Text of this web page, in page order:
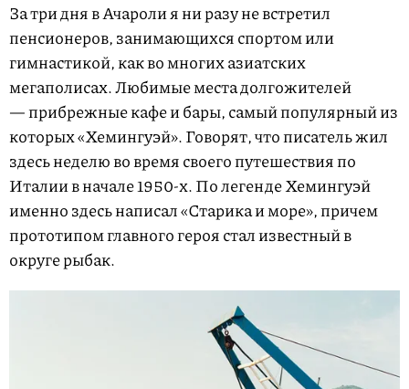
За три дня в Ачароли я ни разу не встретил
пенсионеров, занимающихся спортом или
гимнастикой, как во многих азиатских
мегаполисах. Любимые места долгожителей
— прибрежные кафе и бары, самый популярный из
которых «Хемингуэй». Говорят, что писатель жил
здесь неделю во время своего путешествия по
Италии в начале 1950-х. По легенде Хемингуэй
именно здесь написал «Старика и море», причем
прототипом главного героя стал известный в
округе рыбак.